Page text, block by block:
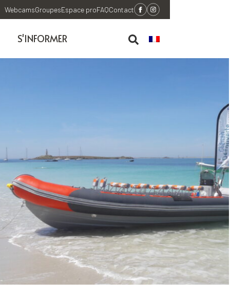
WebcamsGroupesEspace proFAQContact
S'INFORMER